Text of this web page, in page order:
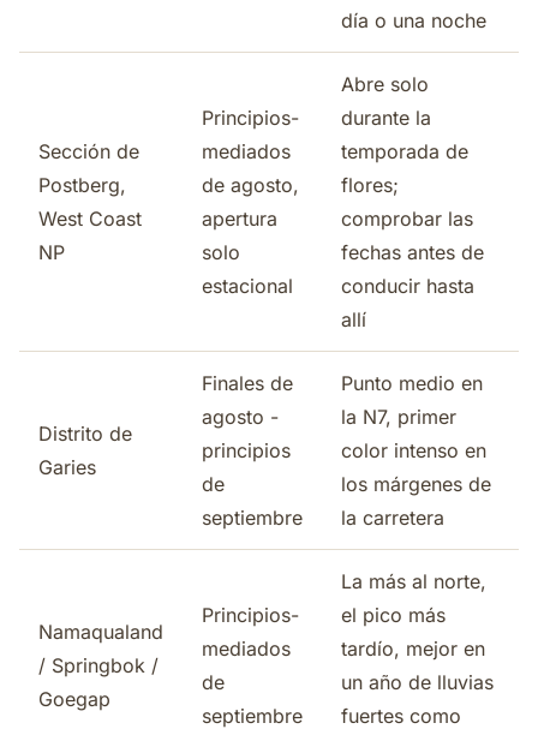
día o una noche
Sección de
Postberg,
West Coast
NP
Principios-
mediados
de agosto,
apertura
solo
estacional
Abre solo
durante la
temporada de
flores;
comprobar las
fechas antes de
conducir hasta
allí
Distrito de
Garies
Finales de
agosto -
principios
de
septiembre
Punto medio en
la N7, primer
color intenso en
los márgenes de
la carretera
Namaqualand
/ Springbok /
Goegap
Principios-
mediados
de
septiembre
La más al norte,
el pico más
tardío, mejor en
un año de lluvias
fuertes como